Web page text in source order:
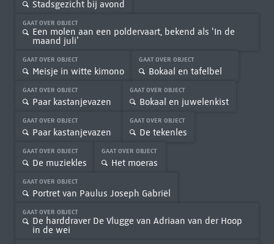
Stadsgezicht bij avond
GAAT OVER OBJECT
Een molen aan een poldervaart, bekend als ‘In de
maand juli’
GAAT OVER OBJECT
Meisje in witte kimono
GAAT OVER OBJECT
Bokaal en tafelbel
GAAT OVER OBJECT
Paar kastanjevazen
GAAT OVER OBJECT
Bokaal en juwelenkist
GAAT OVER OBJECT
Paar kastanjevazen
GAAT OVER OBJECT
De tekenles
GAAT OVER OBJECT
De muziekles
GAAT OVER OBJECT
Het moeras
GAAT OVER OBJECT
Portret van Paulus Joseph Gabriël
GAAT OVER OBJECT
De harddraver De Vlugge van Adriaan van der Hoop
in de wei